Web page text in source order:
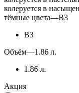
колеруется в
тёмные цвета—B3
B3
Объём—1.86 л.
1.86 л.
Акция